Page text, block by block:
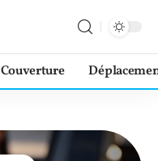
Couverture